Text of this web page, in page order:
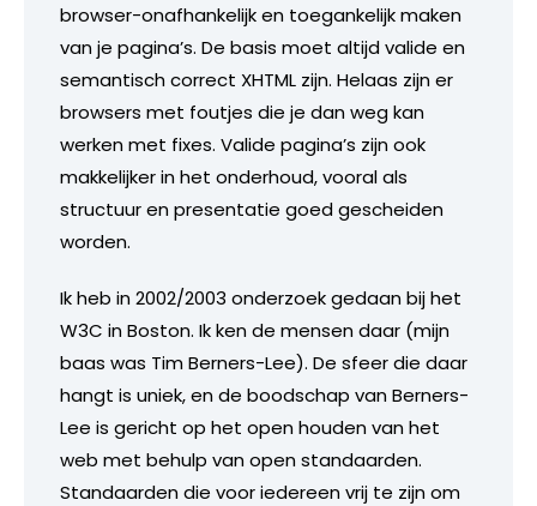
browser-onafhankelijk en toegankelijk maken
van je pagina’s. De basis moet altijd valide en
semantisch correct XHTML zijn. Helaas zijn er
browsers met foutjes die je dan weg kan
werken met fixes. Valide pagina’s zijn ook
makkelijker in het onderhoud, vooral als
structuur en presentatie goed gescheiden
worden.
Ik heb in 2002/2003 onderzoek gedaan bij het
W3C in Boston. Ik ken de mensen daar (mijn
baas was Tim Berners-Lee). De sfeer die daar
hangt is uniek, en de boodschap van Berners-
Lee is gericht op het open houden van het
web met behulp van open standaarden.
Standaarden die voor iedereen vrij te zijn om